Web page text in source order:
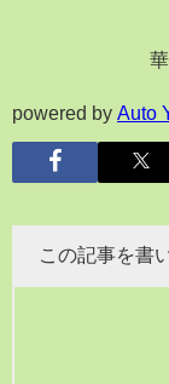
powered by Auto
この記事を書